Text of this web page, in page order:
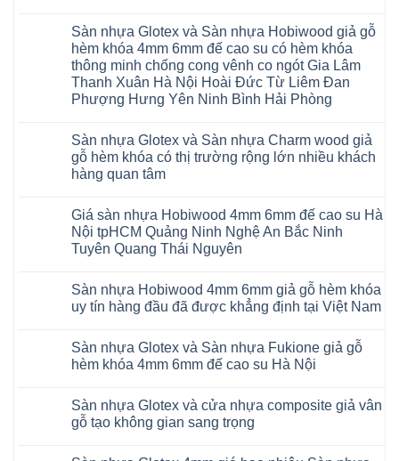
Floor
nhập
khẩu
Malaysia
14
AI
RUM
AI
35
AI
AI
37
AI
dày
12mm
to
tại
Hà
Nội
Xuân
Thanh
Trì
Cầu
Giấy
Tây
Hồ
Yên
bình
luận
ở
Sửa
sàn
nhựa
giả
khóa
4mm
6mm
đế
cao
charm
wood
hobiwood
kosmos
mikado
4mm
6mm
thợ
Sửa
sàn
nhiêu
1m2
tại
Sàn nhựa Glotex và Sàn nhựa Hobiwood giả gỗ
hèm khóa 4mm 6mm đế cao su có hèm khóa
thông minh chống cong vênh co ngót Gia Lâm
Thanh Xuân Hà Nội Hoài Đức Từ Liêm Đan
Phượng Hưng Yên Ninh Bình Hải Phòng
bình
luận
ở
Sàn
và
Sàn
nhựa
Hobiwood
giả
khóa
4mm
6mm
su
có
hèm
minh
chống
cong
Sàn nhựa Glotex và Sàn nhựa Charm wood giả
gỗ hèm khóa có thị trường rộng lớn nhiều khách
hàng quan tâm
bình
luận
ở
Sàn
và
Sàn
nhựa
giả
gỗ
hèm
thị
trường
rộng
khách
Giá sàn nhựa Hobiwood 4mm 6mm đế cao su Hà
Nội tpHCM Quảng Ninh Nghệ An Bắc Ninh
Tuyên Quang Thái Nguyên
bình
luận
ở
nhựa
Hobiwood
4mm
cao
Hà
Sàn nhựa Hobiwood 4mm 6mm giả gỗ hèm khóa
uy tín hàng đầu đã được khẳng định tại Việt Nam
bình
luận
ở
Hobiwood
4mm
6mm
Sàn nhựa Glotex và Sàn nhựa Fukione giả gỗ
hèm khóa 4mm 6mm đế cao su Hà Nội
bình
luận
ở
Sàn nhựa Glotex và cửa nhựa composite giả vân
gỗ tạo không gian sang trọng